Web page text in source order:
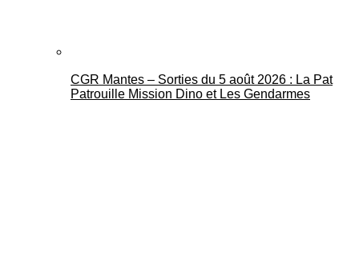
CGR Mantes – Sorties du 5 août 2026 : La Pat
Patrouille Mission Dino et Les Gendarmes